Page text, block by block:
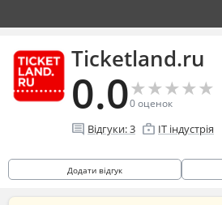
Ticketland.ru
0.0★
★★
★★
★★
★★
★
0оценок
comment Відгуки:3 enterprise IT індустрія
Додати відгук